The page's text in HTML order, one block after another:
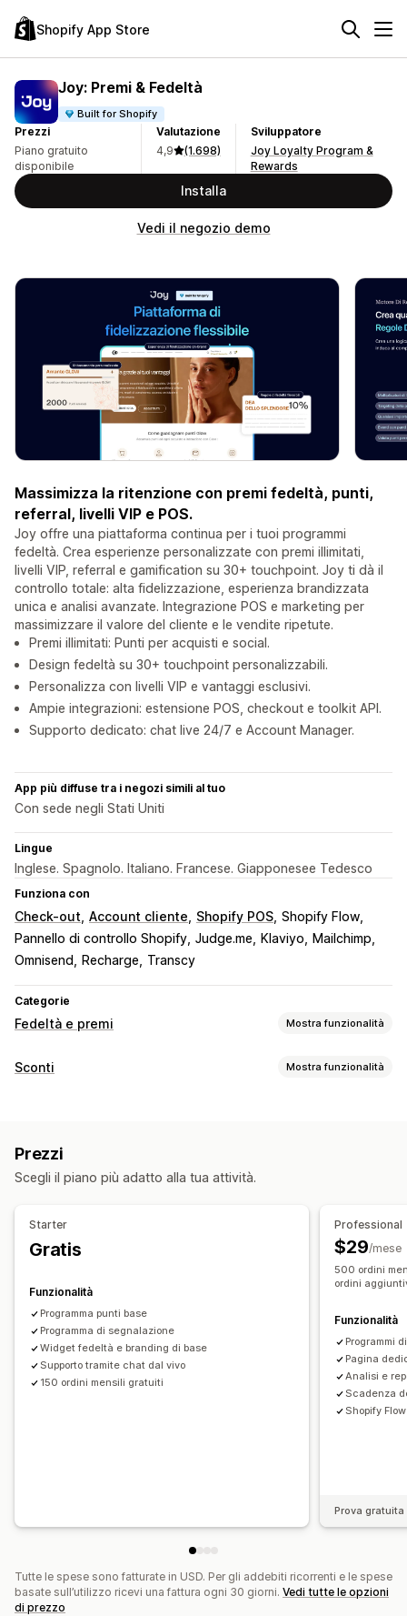
Shopify App Store
Joy: Premi & Fedeltà
Built for Shopify
Prezzi
Piano gratuito
disponibile
Valutazione
4,9
(1.698)
Sviluppatore
Joy Loyalty Program &
Rewards
Installa
Vedi il negozio demo
Massimizza la ritenzione con premi fedeltà, punti,
referral, livelli VIP e POS.
Joy offre una piattaforma continua per i tuoi programmi
fedeltà. Crea esperienze personalizzate con premi illimitati,
livelli VIP, referral e gamification su 30+ touchpoint. Joy ti dà il
controllo totale: alta fidelizzazione, esperienza brandizzata
unica e analisi avanzate. Integrazione POS e marketing per
massimizzare il valore del cliente e le vendite ripetute.
Premi illimitati: Punti per acquisti e social.
Design fedeltà su 30+ touchpoint personalizzabili.
Personalizza con livelli VIP e vantaggi esclusivi.
Ampie integrazioni: estensione POS, checkout e toolkit API.
Supporto dedicato: chat live 24/7 e Account Manager.
App più diffuse tra i negozi simili al tuo
Con sede negli Stati Uniti
Lingue
Inglese. Spagnolo. Italiano. Francese. Giapponesee Tedesco
Funziona con
Check-out Account cliente Shopify POS Shopify Flow
Pannello di controllo Shopify Judge.me Klaviyo
Mailchimp
Omnisend
Recharge Transcy
Categorie
Fedeltà e premi Mostra funzionalità
Tipi di programmi
Premi che si possono offrire
Credito in negozio
Tariffe di spedizione
Spedizione gratuita
Accesso anticipato
Badge
Premi personalizzati
Sconti Mostra funzionalità
Sconti percentuali
Tariffe di spedizione Sconti sul carrello
Offerte a tempo limitato
Sconti personalizzati
Gestione sconti
Importazione ed esportazione
Campagne Trigger e regole
Automazioni Segmentazione
Monitoraggio Reportistica
Prezzi
Scegli il piano più adatto alla tua attività.
Starter
Gratis
Funzionalità
Programma punti base
Programma di segnalazione
Widget fedeltà e branding di base
Supporto tramite chat dal vivo
150 ordini mensili gratuiti
Professional
$29/mese
500 ordini
ordini
Funzionalità
Programmi
Pagina
Analisi e
Scadenza
Shopify
Prova
Tutte le spese sono fatturate in USD. Per gli addebiti ricorrenti e le spese
basate sull’utilizzo ricevi una fattura ogni 30 giorni. Vedi tutte le opzioni
di prezzo